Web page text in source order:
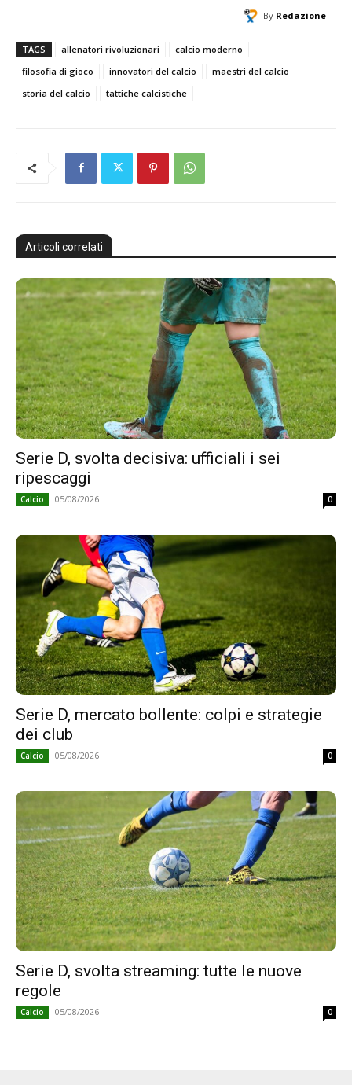
By Redazione
TAGS allenatori rivoluzionari
calcio moderno
filosofia di gioco
innovatori del calcio
maestri del calcio
storia del calcio
tattiche calcistiche
Articoli correlati
Serie D, svolta decisiva: ufficiali i sei
ripescaggi
Calcio 05/08/2026 0
Serie D, mercato bollente: colpi e strategie
dei club
Calcio 05/08/2026 0
Serie D, svolta streaming: tutte le nuove
regole
Calcio 05/08/2026 0